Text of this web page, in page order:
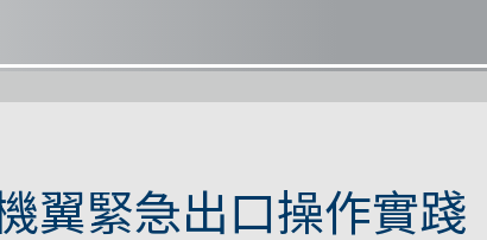
翼緊急出口操作實踐